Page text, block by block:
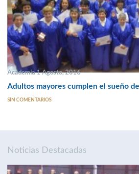
Academia 1 Agosto, 2016
Adultos mayores cumplen el sueño
SIN COMENTARIOS
Noticias Destacadas